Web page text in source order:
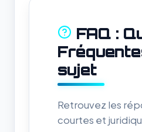
FAQ :
sujet
Retrouvez les
courtes et